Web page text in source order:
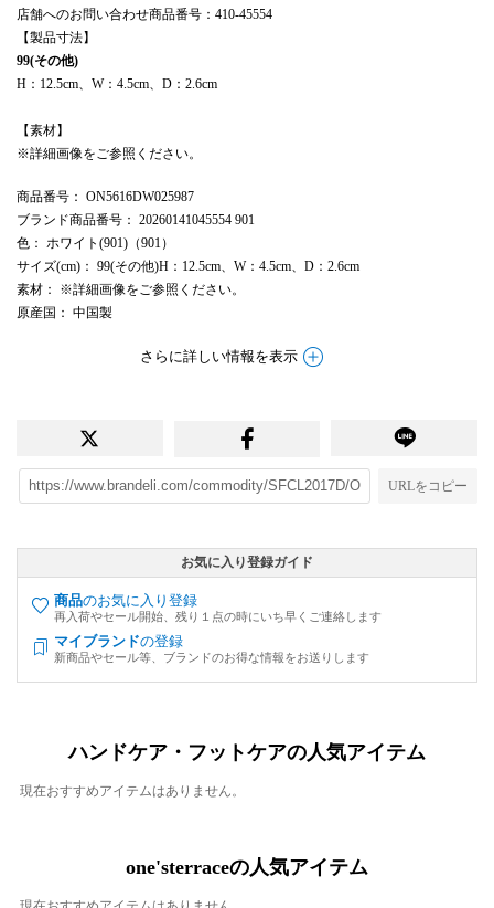
店舗へのお問い合わせ商品番号：410-45554
【製品寸法】
99(その他)
H：12.5cm、W：4.5cm、D：2.6cm
【素材】
※詳細画像をご参照ください。
商品番号 ： ON5616DW025987
ブランド商品番号 ： 20260141045554 901
色 ： ホワイト(901)（901）
サイズ(cm) ： 99(その他)H：12.5cm、W：4.5cm、D：2.6cm
素材 ： ※詳細画像をご参照ください。
原産国 ： 中国製
さらに詳しい情報を表示
URLをコピー
お気に入り登録ガイド
商品のお気に入り登録
再入荷やセール開始、残り１点の時にいち早くご連絡します
マイブランドの登録
新商品やセール等、ブランドのお得な情報をお送りします
ハンドケア・フットケアの人気アイテム
現在おすすめアイテムはありません。
one'sterraceの人気アイテム